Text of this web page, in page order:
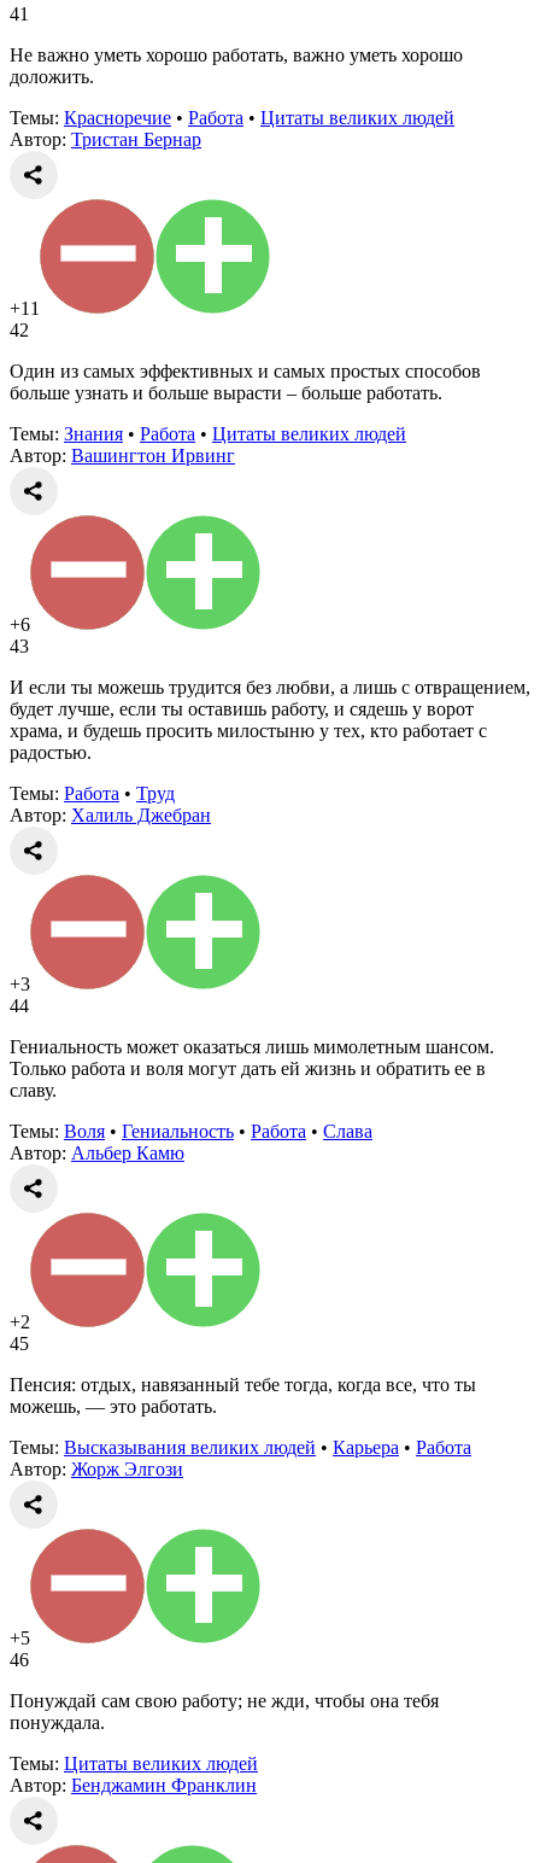
41
Не важно уметь хорошо работать, важно уметь хорошо
доложить.
Темы: Красноречие • Работа • Цитаты великих людей
Автор: Тристан Бернар
+11
42
Один из самых эффективных и самых простых способов
больше узнать и больше вырасти – больше работать.
Темы: Знания • Работа • Цитаты великих людей
Автор: Вашингтон Ирвинг
+6
43
И если ты можешь трудится без любви, а лишь с отвращением,
будет лучше, если ты оставишь работу, и сядешь у ворот
храма, и будешь просить милостыню у тех, кто работает с
радостью.
Темы: Работа • Труд
Автор: Халиль Джебран
+3
44
Гениальность может оказаться лишь мимолетным шансом.
Только работа и воля могут дать ей жизнь и обратить ее в
славу.
Темы: Воля • Гениальность • Работа • Слава
Автор: Альбер Камю
+2
45
Пенсия: отдых, навязанный тебе тогда, когда все, что ты
можешь, — это работать.
Темы: Высказывания великих людей • Карьера • Работа
Автор: Жорж Элгози
+5
46
Понуждай сам свою работу; не жди, чтобы она тебя
понуждала.
Темы: Цитаты великих людей
Автор: Бенджамин Франклин